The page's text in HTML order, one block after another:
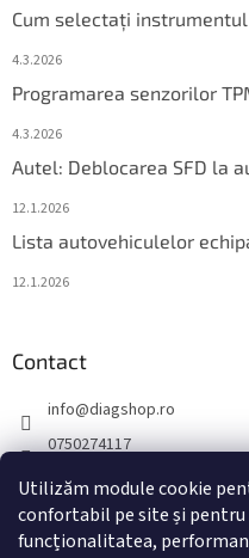
Utilizăm module cookie
confortabil pe site și
funcționalitatea,
Cum selectați
4.3.2026
Programarea senzorilor
4.3.2026
Autel: Deblocarea SFD la
12.1.2026
Lista autovehiculelor
12.1.2026
Contact
info@diagshop.ro
0750274117
diagshopro
diagshopro
@diagshopro